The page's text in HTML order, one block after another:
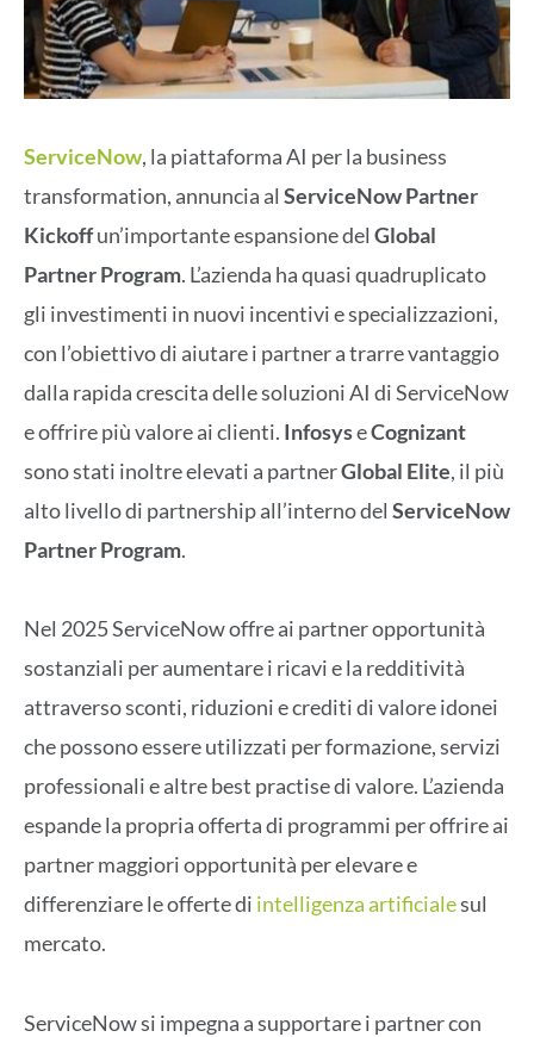
ServiceNow, la piattaforma AI per la business
transformation, annuncia al ServiceNow Partner
Kickoffun’importante espansione del Global
Partner Program. L’azienda ha quasi quadruplicato
gli investimenti in nuovi incentivi e specializzazioni,
con l’obiettivo di aiutare i partner a trarre vantaggio
dalla rapida crescita delle soluzioni AI di ServiceNow
e offrire più valore ai clienti. InfosyseCognizant
sono stati inoltre elevati a partnerGlobal Elite, il più
alto livello di partnership all’interno del ServiceNow
Partner Program.
Nel 2025 ServiceNow offre ai partner opportunità
sostanziali per aumentare i ricavi e la redditività
attraverso sconti, riduzioni e crediti di valore idonei
che possono essere utilizzati per formazione, servizi
professionali e altre best practise di valore. L’azienda
espande la propria offerta di programmi per offrire ai
partner maggiori opportunità per elevare e
differenziare le offerte di intelligenza artificialesul
mercato.
ServiceNow si impegna a supportare i partner con